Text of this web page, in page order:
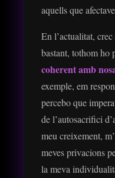
aquells que
En l’actualitat,
bastant, tothom ho
coherent amb
exemple, em
percebo que
de l’autosacrifici
meu creixement,
meves privacions
la meva